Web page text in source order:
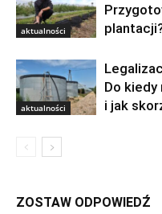
aktualności
aktualności
Do
i jak
ZOSTAW ODPOWIEDŹ